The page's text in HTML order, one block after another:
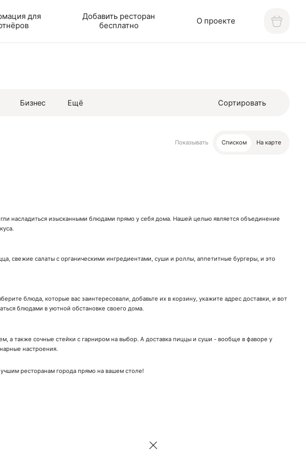
для
Добавить ресторан
бесплатно
О проекте
Бизнес Ещё Сортировать
Показывать Списком На карте
насладиться изысканными блюдами прямо у себя дома. Нашей целью является объединение
свежие салаты с органическими ингредиентами, суши и роллы, аппетитные бургеры, и это
блюда, которые вас заинтересовали, добавьте их в корзину, укажите адрес доставки, и вот
блюдами в уютной обстановке своего дома.
также сочные стейки с гарниром на выбор. А доставка пиццы и суши - вообще в фаворе у
настроения.
ресторанам города прямо на вашем столе!